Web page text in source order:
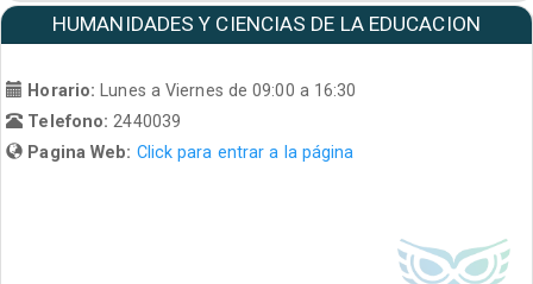
HUMANIDADES Y CIENCIAS DE LA EDUCACION
Horario: Lunes a Viernes de 09:00 a 16:30
Telefono:2440039
Pagina Web: Click para entrar a la página